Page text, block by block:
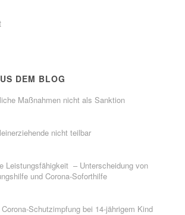
DEM BLOG
Maßnahmen nicht als Sanktion
nicht teilbar
Leistungsfähigkeit – Unterscheidung von
und Corona-Soforthilfe
Schutzimpfung bei 14-jährigem Kind